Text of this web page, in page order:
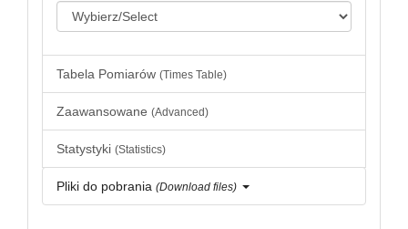
Tabela Pomiarów (Times Table)
Zaawansowane (Advanced)
Statystyki (Statistics)
Pliki do pobrania (Download files)